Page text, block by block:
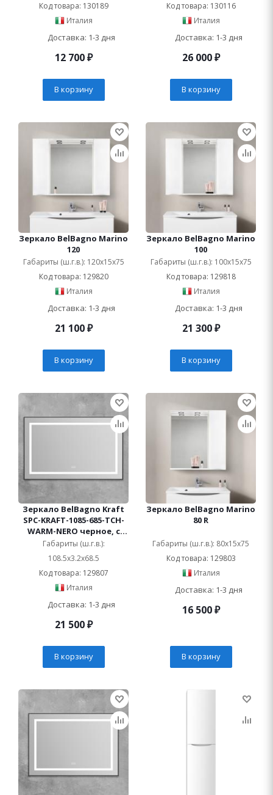
Код товара: 130189
Италия
Доставка: 1-3 дня
12 700₽
В корзину
Код товара: 130116
Италия
Доставка: 1-3 дня
26 000₽
В корзину
Зеркало BelBagno Marino
120
Габариты (ш.г.в.): 120x15x75
Код товара: 129820
Италия
Доставка: 1-3 дня
21 100₽
В корзину
Зеркало BelBagno Marino
100
Габариты (ш.г.в.): 100x15x75
Код товара: 129818
Италия
Доставка: 1-3 дня
21 300₽
В корзину
Зеркало BelBagno Kraft
SPC-KRAFT-1085-685-TCH-
WARM-NERO черное, с
подсветкой и
подогревом
Габариты (ш.г.в.):
108.5x3.2x68.5
Код товара: 129807
Италия
Доставка: 1-3 дня
21 500₽
В корзину
Зеркало BelBagno Marino
80 R
Габариты (ш.г.в.): 80x15x75
Код товара: 129803
Италия
Доставка: 1-3 дня
16 500₽
В корзину